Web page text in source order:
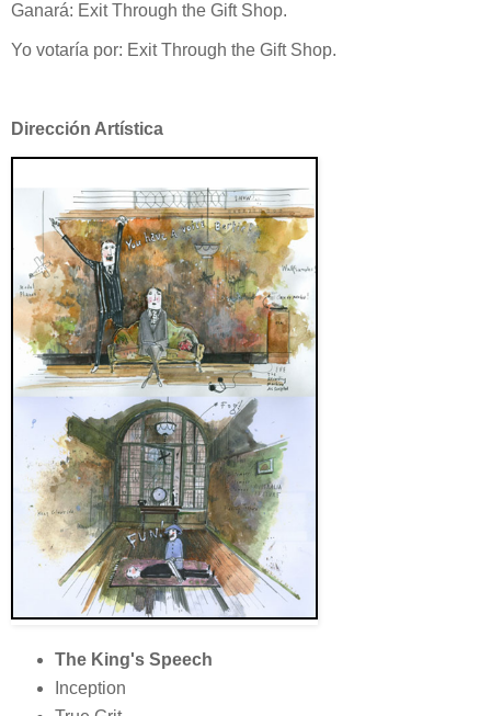
Ganará: Exit Through the Gift Shop.
Yo votaría por: Exit Through the Gift Shop.
Dirección Artística
The King's Speech
Inception